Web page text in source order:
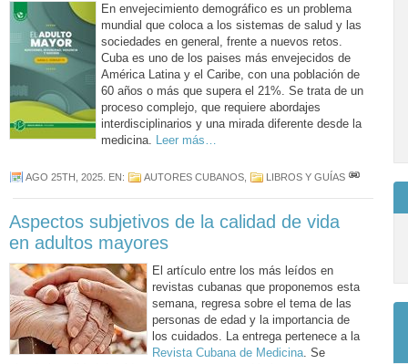
En envejecimiento demográfico es un problema
mundial que coloca a los sistemas de salud y las
sociedades en general, frente a nuevos retos.
Cuba es uno de los paises más envejecidos de
América Latina y el Caribe, con una población de
60 años o más que supera el 21%. Se trata de un
proceso complejo, que requiere abordajes
interdisciplinarios y una mirada diferente desde la
medicina. Leer más…
AGO 25TH, 2025 . EN: AUTORES CUBANOS LIBROS Y GUÍAS
Aspectos subjetivos de la calidad de vida
en adultos mayores
El artículo entre los más leídos en
revistas cubanas que proponemos esta
semana, regresa sobre el tema de las
personas de edad y la importancia de
los cuidados. La entrega pertenece a la
Revista Cubana de Medicina. Se